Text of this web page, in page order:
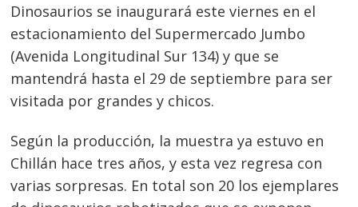
Dinosaurios se inaugurará este viernes en el
estacionamiento del Supermercado Jumbo
(Avenida Longitudinal Sur 134) y que se
mantendrá hasta el 29 de septiembre para ser
visitada por grandes y chicos.
Según la producción, la muestra ya estuvo en
Chillán hace tres años, y esta vez regresa con
varias sorpresas. En total son 20 los ejemplares